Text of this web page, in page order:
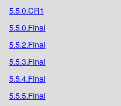
5.5.0.CR1
5.5.0.Final
5.5.2.Final
5.5.3.Final
5.5.4.Final
5.5.5.Final